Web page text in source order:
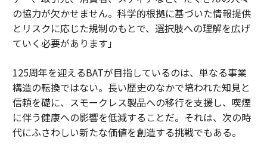
の協力が欠かせません。科学的根拠に基づいた情報提供
とリスクに応じた規制のもとで、選択肢への理解を広げ
ていく必要があります」
125周年を迎えるBATが目指しているのは、単なる事業
構造の転換ではない。長い歴史のなかで培われた知見と
信頼を礎に、スモークレス製品への移行を支援し、喫煙
に伴う健康への影響を低減することだ。それは、次の時
代にふさわしい新たな価値を創造する挑戦でもある。